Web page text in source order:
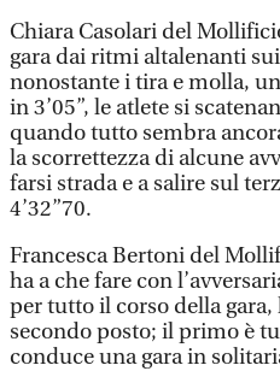
Chiara Casolari del
gara dai ritmi altalenanti
nonostante i tira e molla,
in 3’05”, le atlete si
quando tutto sembra
la scorrettezza di alcune
farsi strada e a salire sul
4’32”70.
Francesca Bertoni del
ha a che fare con
per tutto il corso della gara,
secondo posto; il primo è
conduce una gara in